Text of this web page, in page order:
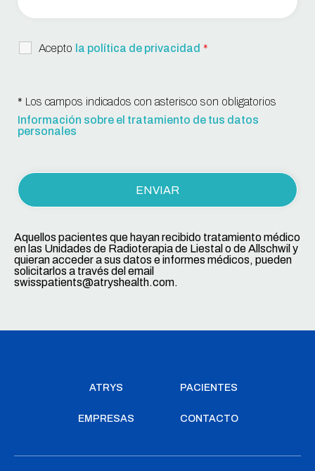
Acepto la política de privacidad *
* Los campos indicados con asterisco son obligatorios
Información sobre el tratamiento de tus datos
personales
Aquellos pacientes que hayan recibido tratamiento médico
en las Unidades de Radioterapia de Liestal o de Allschwil y
quieran acceder a sus datos e informes médicos, pueden
solicitarlos a través del email
swisspatients@atryshealth.com.
ATRYS PACIENTES
EMPRESAS CONTACTO